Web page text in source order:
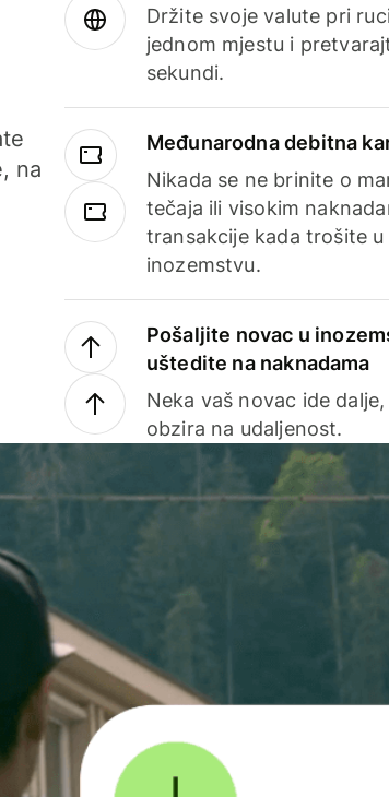
na
Držite svoje valute pri
jednom mjestu i
sekundi.
Međunarodna debitna
Nikada se ne brinite o
tečaja ili visokim
transakcije kada trošite u
inozemstvu.
Pošaljite novac u
uštedite na naknadama
Neka vaš novac ide
obzira na udaljenost.